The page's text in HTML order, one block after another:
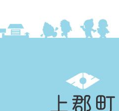
郡